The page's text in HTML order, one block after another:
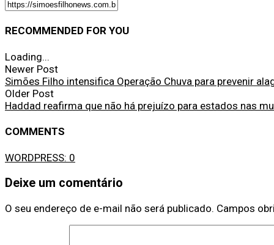
RECOMMENDED FOR YOU
Loading...
Newer Post
Simões Filho intensifica Operação Chuva para prevenir
Older Post
Haddad reafirma que não há prejuízo para estados nas
COMMENTS
WORDPRESS: 0
Deixe um comentário
O seu endereço de e-mail não será publicado. Campos